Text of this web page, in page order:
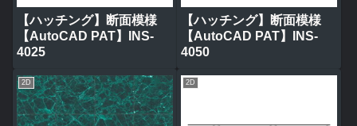
【ハッチング】断面模様
【AutoCAD PAT】INS-
4025
【ハッチング】断面模様
【AutoCAD PAT】INS-
4050
2D 2D